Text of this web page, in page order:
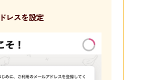
レスを設定